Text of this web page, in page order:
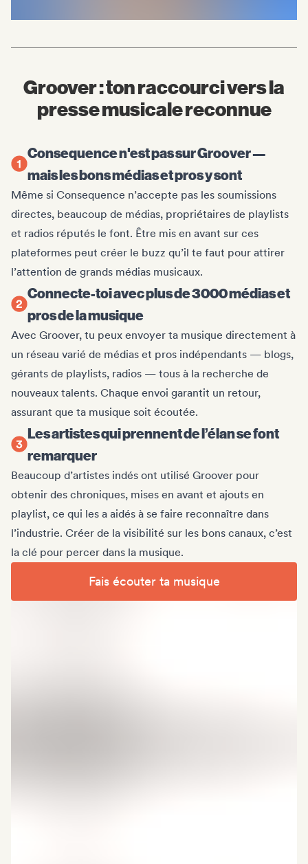
Groover : ton raccourci vers la
presse musicale reconnue
Consequence n'est pas sur Groover —
mais les bons médias et pros y sont
Même si Consequence n’accepte pas les soumissions
directes, beaucoup de médias, propriétaires de playlists
et radios réputés le font. Être mis en avant sur ces
plateformes peut créer le buzz qu’il te faut pour attirer
l’attention de grands médias musicaux.
Connecte-toi avec plus de 3000 médias et
pros de la musique
Avec Groover, tu peux envoyer ta musique directement à
un réseau varié de médias et pros indépendants — blogs,
gérants de playlists, radios — tous à la recherche de
nouveaux talents. Chaque envoi garantit un retour,
assurant que ta musique soit écoutée.
Les artistes qui prennent de l’élan se font
remarquer
Beaucoup d’artistes indés ont utilisé Groover pour
obtenir des chroniques, mises en avant et ajouts en
playlist, ce qui les a aidés à se faire reconnaître dans
l’industrie. Créer de la visibilité sur les bons canaux, c’est
la clé pour percer dans la musique.
Fais écouter ta musique